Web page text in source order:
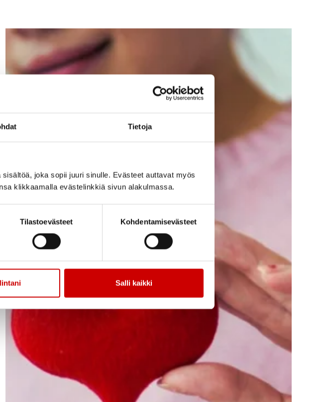
Tietoja
joka sopii juuri sinulle. Evästeet auttavat myös
klikkaamalla evästelinkkiä sivun alakulmassa.
Tilastoevästeet Kohdentamisevästeet
Salli kaikki